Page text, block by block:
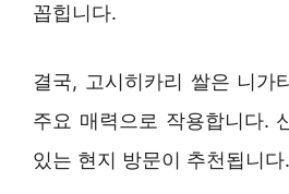
꼽힙니다.
결국, 고시히카리 쌀은 니가
주요 매력으로 작용합니다.
있는 현지 방문이 추천됩니다.